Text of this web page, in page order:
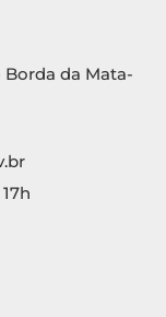
Borda da Mata-